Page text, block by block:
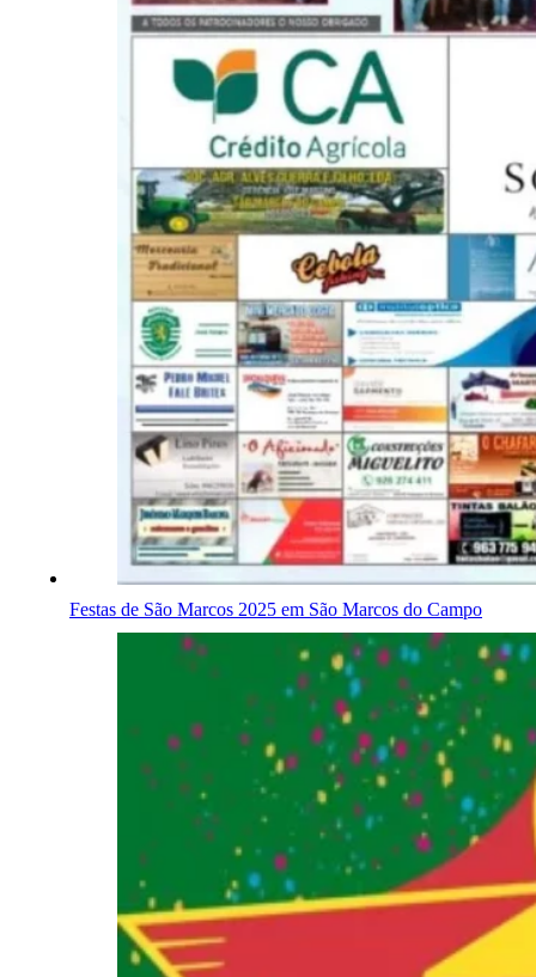
Festas de São Marcos 2025 em São Marcos do Campo